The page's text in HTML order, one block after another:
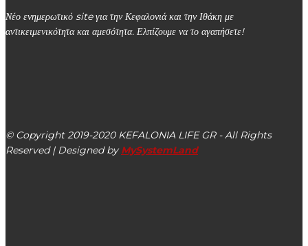
Νέο ενημερωτικό site για την Κεφαλονιά και την Ιθάκη με
αντικειμενικότητα και αμεσότητα. Ελπίζουμε να το αγαπήσετε!
© Copyright 2019-2020 KEFALONIA LIFE GR - All Rights
Reserved | Designed by MySystemLand